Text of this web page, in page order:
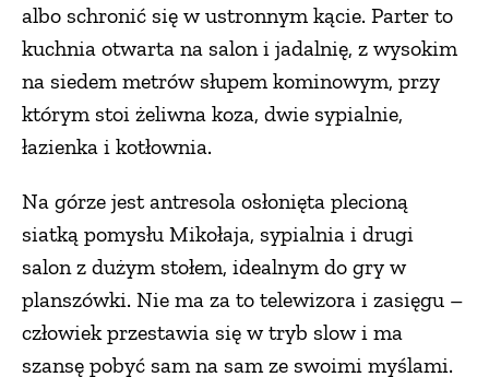
albo schronić się w ustronnym kącie. Parter to
kuchnia otwarta na salon i jadalnię, z wysokim
na siedem metrów słupem kominowym, przy
którym stoi żeliwna koza, dwie sypialnie,
łazienka i kotłownia.
Na górze jest antresola osłonięta plecioną
siatką pomysłu Mikołaja, sypialnia i drugi
salon z dużym stołem, idealnym do gry w
planszówki. Nie ma za to telewizora i zasięgu –
człowiek przestawia się w tryb slow i ma
szansę pobyć sam na sam ze swoimi myślami.